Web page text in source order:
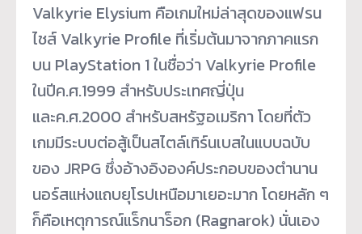
Valkyrie Elysium คือเกมใหม่ล่าสุดของแฟรน
ไชส์ Valkyrie Profile ที่เริ่มต้นมาจากภาคแรก
บน PlayStation 1 ในชื่อว่า Valkyrie Profile
ในปีค.ศ.1999 สำหรับประเทศญี่ปุ่น
และค.ศ.2000 สำหรับสหรัฐอเมริกา โดยที่ตัว
เกมมีระบบต่อสู้เป็นสไตล์เทิร์นเบสในแบบฉบับ
ของ JRPG ซึ่งอ้างอิงองค์ประกอบของตำนาน
นอร์สแห่งแถบยุโรปเหนือมาเยอะมาก โดยหลัก ๆ
ก็คือเหตุการณ์แร็กนาร็อก (Ragnarok) นั่นเอง